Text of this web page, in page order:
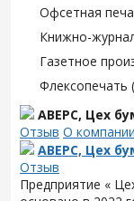
Офсетная
Книжно-
Газетное
Флексопечать
АВЕРС, Цех
Отзыв О компании
АВЕРС, Цех
Отзыв
Предприятие «